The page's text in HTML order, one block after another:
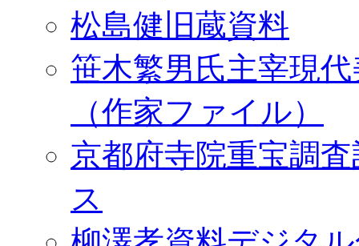
松島健旧蔵資料
笹木繁男氏主宰現
（作家ファイル）
京都府寺院重宝調
ス